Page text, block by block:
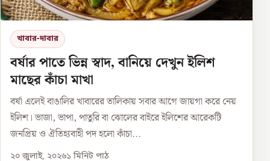
খাবার-দাবার
বর্ষার পাতে ভিন্ন স্বাদ, বানিয়ে দেখুন ইলিশ
মাছের কাঁচা মাখা
বর্ষা এলেই বাঙালির খাবারের তালিকায় সবার আগে জায়গা করে নেয়
ইলিশ। ভাজা, ভাপা, পাতুরি বা ঝোলের বাইরে ইলিশের আরেকটি
জনপ্রিয় ও ঐতিহ্যবাহী পদ হলো কাঁচা...
২০ জুলাই, ২০২৬১ মিনিট পাঠ